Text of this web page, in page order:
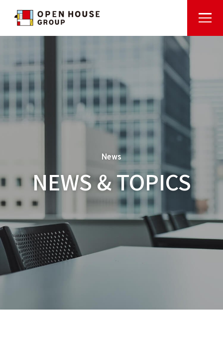
News
NEWS & TOPICS